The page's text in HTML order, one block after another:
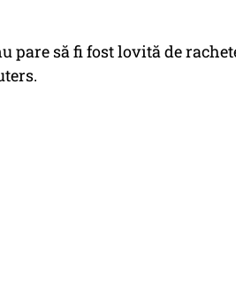
pare să fi fost lovită de